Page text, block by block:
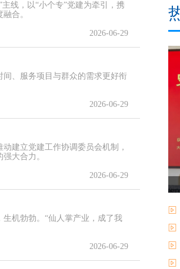
线，以“小个专”党建为牵引，携
合。
2026-06-29
、服务项目与群众的需求更好衔
2026-06-29
建立党建工作协调委员会机制，
大合力。
2026-06-29
机勃勃。“仙人掌产业，成了我
2026-06-29